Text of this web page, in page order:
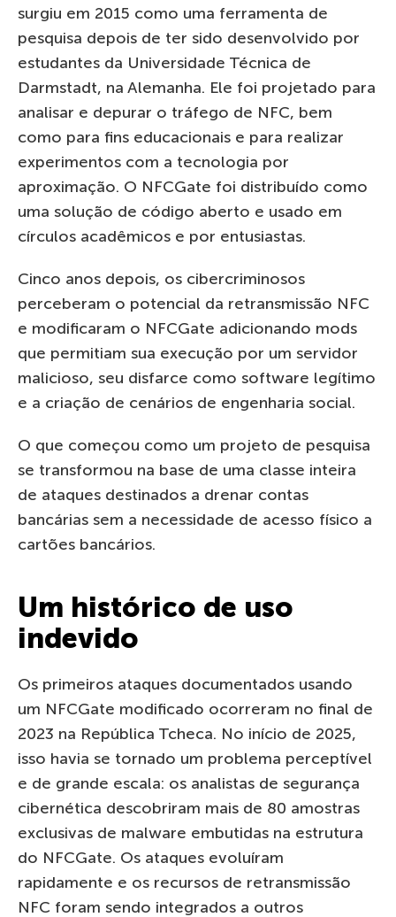
surgiu em 2015 como uma ferramenta de
pesquisa depois de ter sido desenvolvido por
estudantes da Universidade Técnica de
Darmstadt, na Alemanha. Ele foi projetado para
analisar e depurar o tráfego de NFC, bem
como para fins educacionais e para realizar
experimentos com a tecnologia por
aproximação. O NFCGate foi distribuído como
uma solução de código aberto e usado em
círculos acadêmicos e por entusiastas.
Cinco anos depois, os cibercriminosos
perceberam o potencial da retransmissão NFC
e modificaram o NFCGate adicionando mods
que permitiam sua execução por um servidor
malicioso, seu disfarce como software legítimo
e a criação de cenários de engenharia social.
O que começou como um projeto de pesquisa
se transformou na base de uma classe inteira
de ataques destinados a drenar contas
bancárias sem a necessidade de acesso físico a
cartões bancários.
Um histórico de uso
indevido
Os primeiros ataques documentados usando
um NFCGate modificado ocorreram no final de
2023 na República Tcheca. No início de 2025,
isso havia se tornado um problema perceptível
e de grande escala: os analistas de segurança
cibernética descobriram mais de 80 amostras
exclusivas de malware embutidas na estrutura
do NFCGate. Os ataques evoluíram
rapidamente e os recursos de retransmissão
NFC foram sendo integrados a outros